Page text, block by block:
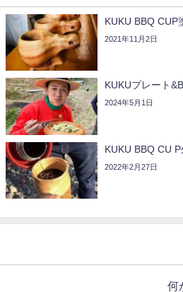
KUKU BBQ CUP
2021年11月2日
KUKUプレート
2024年5月1日
KUKU BBQ CU
2022年2月27日
何